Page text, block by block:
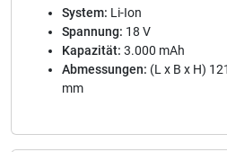
System: Li-Ion
Spannung: 18 V
Kapazität: 3.000 mAh
Abmessungen: (L x B x H)
mm